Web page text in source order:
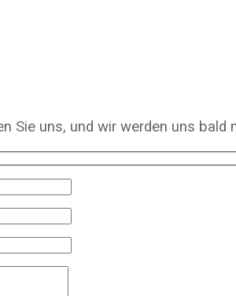
Sie uns, und wir werden uns bald